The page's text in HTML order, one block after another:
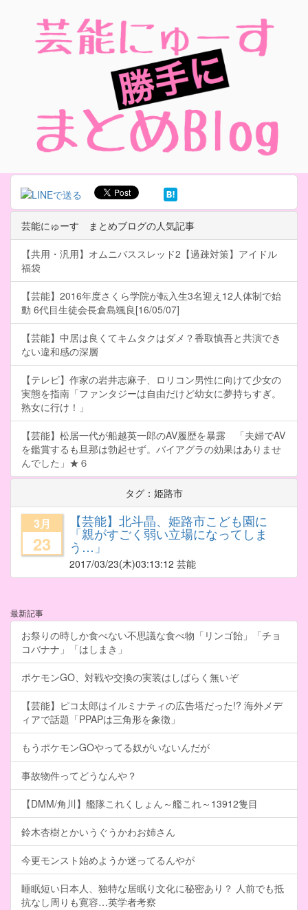
芸能にゅーす まとめブログの人気記事
【共用・汎用】オムニバススレッド2【過疎対策】アイドル
福袋
【芸能】2016年度さくら学院が転入生3名迎え12人体制で始
動 6代目生徒会長倉島颯良[16/05/07]
【芸能】中居は良くてキムタクはダメ？香取慎吾と共演でき
ない違和感の深層
【テレビ】作家の岩井志麻子、ロリコン男性に向けて少女の
実態を指南「ファンタジーは自由だけど幼女に夢持ちすぎ。
熟女に行け！」
【芸能】松居一代が船越英一郎のAV履歴を暴露 「夫婦でAV
を鑑賞するも旦那は勃起せず。バイアグラの効果はありませ
んでした」★６
タグ：姫路市
3月
23
【芸能】北斗晶、姫路市こども園に
「親がすごく弱い立場になってしま
う…」
2017/03/23(木)03:13:12 芸能
最新記事
お祭りの時しか食べない不思議な食べ物「リンゴ飴」「チョ
コバナナ」「はしまき」
ポケモンGO、対戦や交換の実装はしばらく無いぞ
【芸能】ピコ太郎はイルミナティの広告塔だった!? 海外メデ
ィアで話題「PPAPは三角形を象徴」
もうポケモンGOやってる奴がいないんだが
事故物件ってどうなんや？
【DMM/角川】艦隊これくしょん～艦これ～13912隻目
鈴木杏樹とかいうぐうかわお姉さん
今更モンスト始めようか迷ってるんやが
睡眠短い日本人、独特な居眠り文化に秘密あり？ 人前でも抵
抗なし周りも寛容…英学者考察